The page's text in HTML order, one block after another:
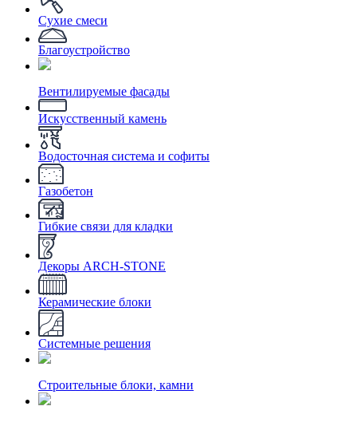
Сухие смеси
Благоустройство
Вентилируемые фасады
Искусственный камень
Водосточная система и софиты
Газобетон
Гибкие связи для кладки
Декоры ARCH-STONE
Керамические блоки
Системные решения
Строительные блоки, камни